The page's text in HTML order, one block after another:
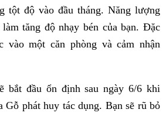
tột độ vào đầu tháng. Năng lượng
tăng độ nhạy bén của bạn. Đặc
vào một căn phòng và cảm nhận
bắt đầu ổn định sau ngày 6/6 khi
Gỗ phát huy tác dụng. Bạn sẽ rũ bỏ